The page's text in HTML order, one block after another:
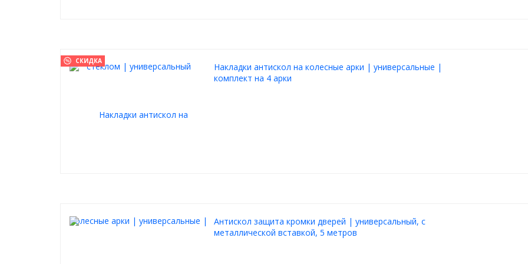
СКИДКА
Накладки антискол на колесные арки | универсальные |
комплект на 4 арки
Антискол защита кромки дверей | универсальный, с
металлической вставкой, 5 метров